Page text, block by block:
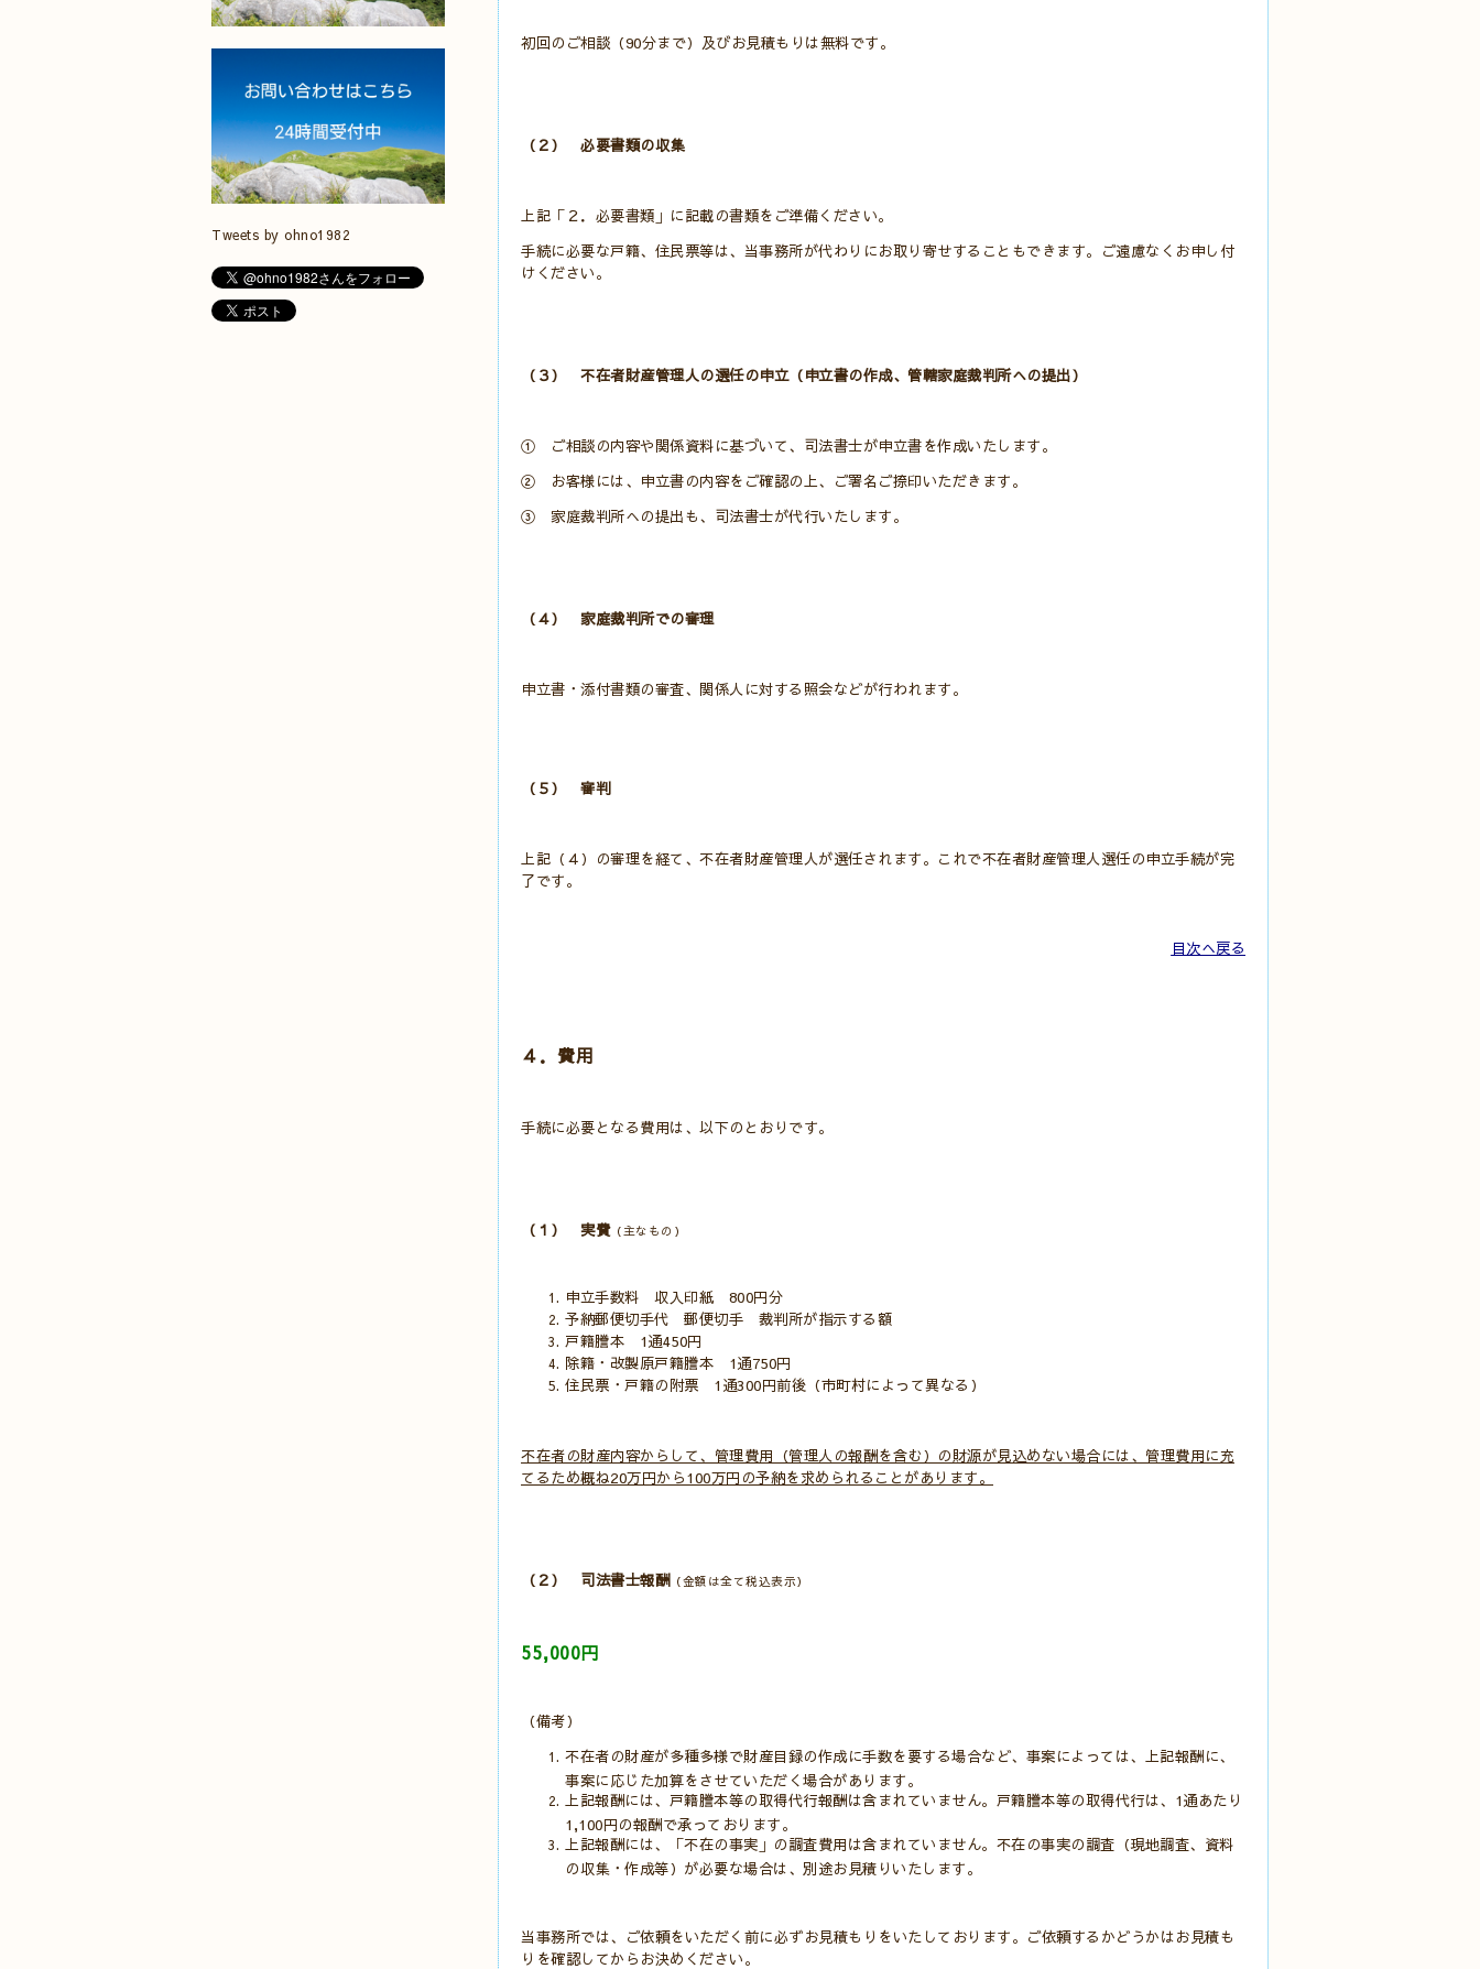
初回のご相談（90分まで）及びお見積もりは無料です。
（２） 必要書類の収集
上記「２．必要書類」に記載の書類をご準備ください。
手続に必要な戸籍、住民票等は、当事務所が代わりにお取り寄せすることもできます。ご遠慮なくお申し付
けください。
（３） 不在者財産管理人の選任の申立（申立書の作成、管轄家庭裁判所への提出）
① ご相談の内容や関係資料に基づいて、司法書士が申立書を作成いたします。
② お客様には、申立書の内容をご確認の上、ご署名ご捺印いただきます。
③ 家庭裁判所への提出も、司法書士が代行いたします。
（４） 家庭裁判所での審理
申立書・添付書類の審査、関係人に対する照会などが行われます。
（５） 審判
上記（４）の審理を経て、不在者財産管理人が選任されます。これで不在者財産管理人選任の申立手続が完
了です。
目次へ戻る
４．費用
手続に必要となる費用は、以下のとおりです。
（１） 実費（主なもの）
申立手数料 収入印紙 800円分
予納郵便切手代 郵便切手 裁判所が指示する額
戸籍謄本 1通450円
除籍・改製原戸籍謄本 1通750円
住民票・戸籍の附票 1通300円前後（市町村によって異なる）
不在者の財産内容からして、管理費用（管理人の報酬を含む）の財源が見込めない場合には、管理費用に充
てるため概ね20万円から100万円の予納を求められることがあります。
（２） 司法書士報酬 （金額は全て税込表示）
55,000円
（備考）
不在者の財産が多種多様で財産目録の作成に手数を要する場合など、事案によっては、上記報酬に、
事案に応じた加算をさせていただく場合があります。
上記報酬には、戸籍謄本等の取得代行報酬は含まれていません。戸籍謄本等の取得代行は、1通あたり
1,100円の報酬で承っております。
上記報酬には、「不在の事実」の調査費用は含まれていません。不在の事実の調査（現地調査、資料
の収集・作成等）が必要な場合は、別途お見積りいたします。
当事務所では、ご依頼をいただく前に必ずお見積もりをいたしております。ご依頼するかどうかはお見積も
りを確認してからお決めください。
Tweets by ohno1982